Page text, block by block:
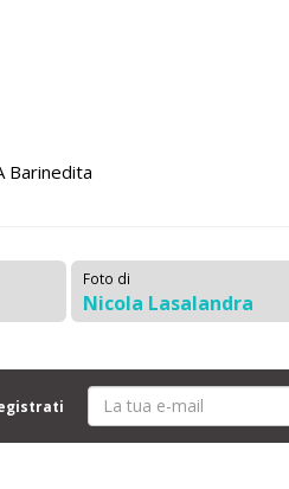
Barinedita
Foto di
Nicola Lasalandra